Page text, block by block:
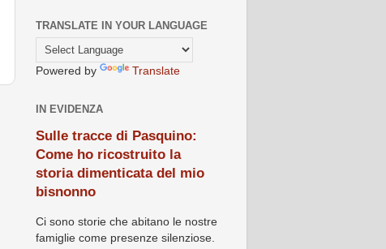
TRANSLATE IN YOUR LANGUAGE
Powered by Translate
IN EVIDENZA
Sulle tracce di Pasquino:
Come ho ricostruito la
storia dimenticata del mio
bisnonno
Ci sono storie che abitano le nostre
famiglie come presenze silenziose.